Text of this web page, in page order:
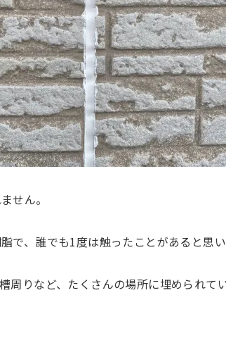
せん。
、誰でも1度は触ったことがあると思い
りなど、たくさんの場所に埋められてい